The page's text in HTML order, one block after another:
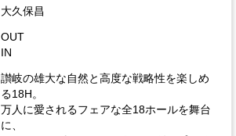
大久保昌
OUT
IN
讃岐の雄大な自然と高度な戦略性を楽しめ
る18H。
万人に愛されるフェアな全18ホールを舞台
に、